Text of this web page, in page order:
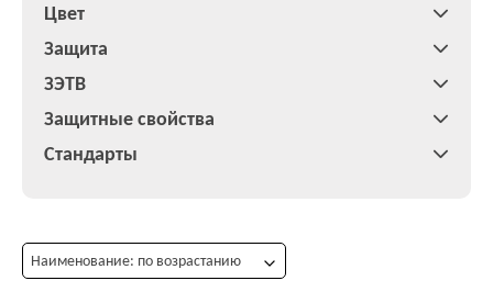
Цвет
Защита
ЗЭТВ
Защитные свойства
Стандарты
Наименование: по возрастанию